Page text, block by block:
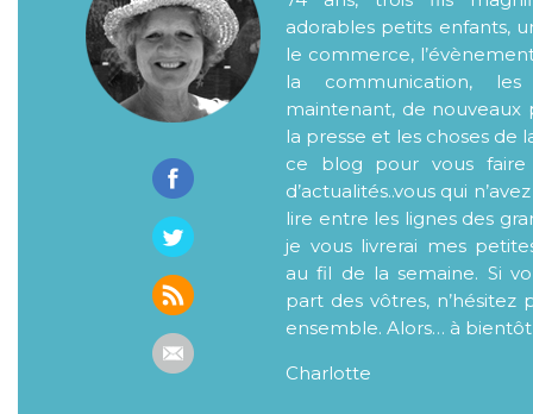
adorables petits enfants,
le commerce,
la communication,
maintenant, de nouveaux
la presse et les choses de
ce blog pour vous faire
d’actualités..vous qui
lire entre les lignes des
je vous livrerai mes
au fil de la semaine. Si
part des vôtres, n’hésitez
ensemble. Alors… à bientôt
Charlotte